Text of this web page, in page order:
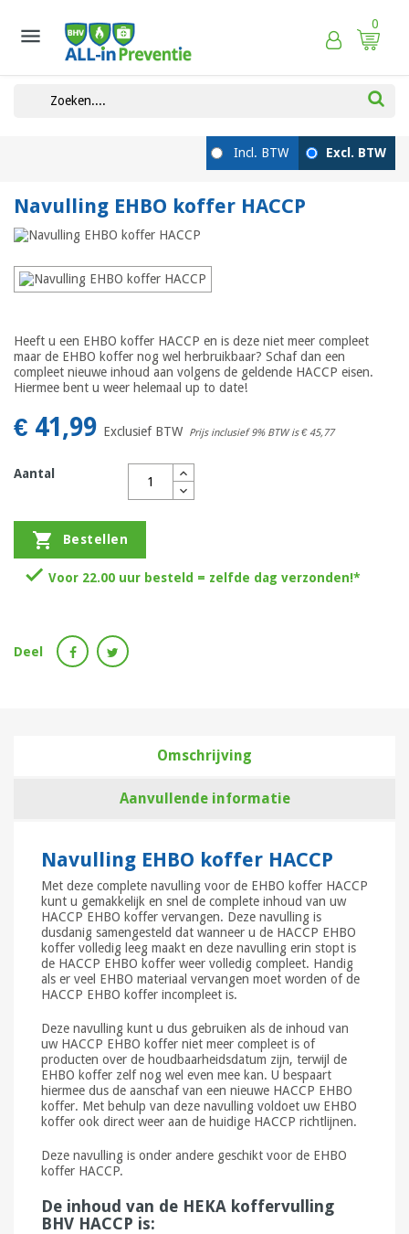
 0
Navulling EHBO koffer HACCP
Heeft u een EHBO koffer HACCP en is deze niet meer compleet
maar de EHBO koffer nog wel herbruikbaar? Schaf dan een
compleet nieuwe inhoud aan volgens de geldende HACCP eisen.
Hiermee bent u weer helemaal up to date!
€ 41,99 Exclusief BTW Prijs inclusief 9% BTW is€ 45,77
Aantal
 Bestellen
 Voor 22.00 uur besteld = zelfde dag verzonden!*
Deel
Omschrijving
Aanvullende informatie
Navulling EHBO koffer HACCP
Met deze complete navulling voor de EHBO koffer HACCP
kunt u gemakkelijk en snel de complete inhoud van uw
HACCP EHBO koffer vervangen. Deze navulling is
dusdanig samengesteld dat wanneer u de HACCP EHBO
koffer volledig leeg maakt en deze navulling erin stopt is
de HACCP EHBO koffer weer volledig compleet. Handig
als er veel EHBO materiaal vervangen moet worden of de
HACCP EHBO koffer incompleet is.
Deze navulling kunt u dus gebruiken als de inhoud van
uw HACCP EHBO koffer niet meer compleet is of
producten over de houdbaarheidsdatum zijn, terwijl de
EHBO koffer zelf nog wel even mee kan. U bespaart
hiermee dus de aanschaf van een nieuwe HACCP EHBO
koffer. Met behulp van deze navulling voldoet uw EHBO
koffer ook direct weer aan de huidige HACCP richtlijnen.
Deze navulling is onder andere geschikt voor de EHBO
koffer HACCP.
De inhoud van de HEKA koffervulling
BHV HACCP is: